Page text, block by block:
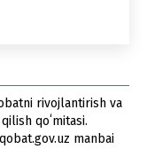
rivojlantirish va
qoʻmitasi.
manbai